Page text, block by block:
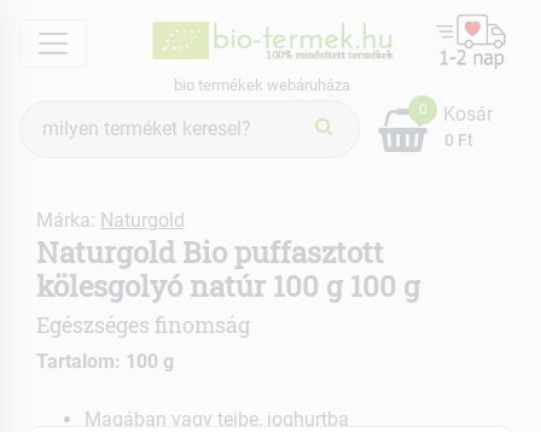
menu
bio termékek webáruháza
keresés
0
0 Ft
Kosár
Márka: Naturgold
Naturgold Bio puffasztott
kölesgolyó natúr 100 g 100 g
Egészséges finomság
Tartalom: 100 g
Magában vagy tejbe, joghurtba